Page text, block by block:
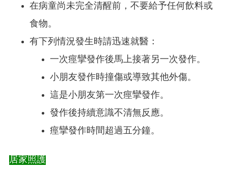
在病童尚未完全清醒前，不要給予任何飲料或
食物。
有下列情況發生時請迅速就醫：
一次痙攣發作後馬上接著另一次發作。
小朋友發作時撞傷或導致其他外傷。
這是小朋友第一次痙攣發作。
發作後持續意識不清無反應。
痙攣發作時間超過五分鐘。
居家照護